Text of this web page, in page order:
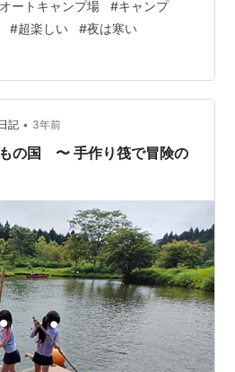
オートキャンプ場 #キャンプ
#超楽しい #夜は寒い
記 • 3年前
の国 〜 手作り筏で冒険の